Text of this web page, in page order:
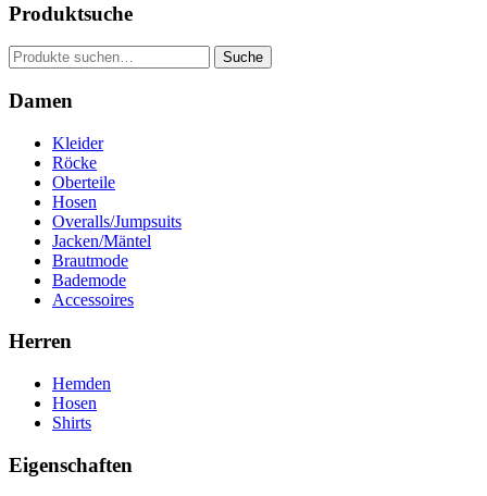
Produktsuche
Suche
nach:
Suche
Damen
Kleider
Röcke
Oberteile
Hosen
Overalls/Jumpsuits
Jacken/Mäntel
Brautmode
Bademode
Accessoires
Herren
Hemden
Hosen
Shirts
Eigenschaften